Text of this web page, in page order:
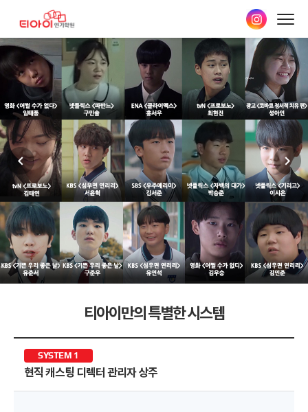
본문
바로가기
티아이만의 특별한 시스템
SYSTEM 1
현직 캐스팅 디렉터 관리자 상주